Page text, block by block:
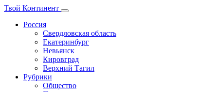
Твой Континент
Россия
Свердловская область
Екатеринбург
Невьянск
Кировград
Верхний Тагил
Рубрики
Общество